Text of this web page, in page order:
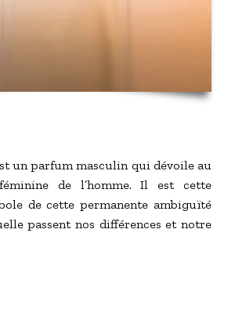
un parfum masculin qui dévoile au
de l’homme. Il est cette
de cette permanente ambiguïté
passent nos différences et notre